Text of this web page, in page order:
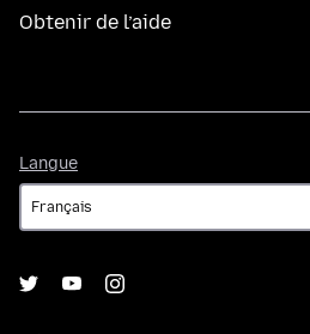
Obtenir de l’aide
Langue